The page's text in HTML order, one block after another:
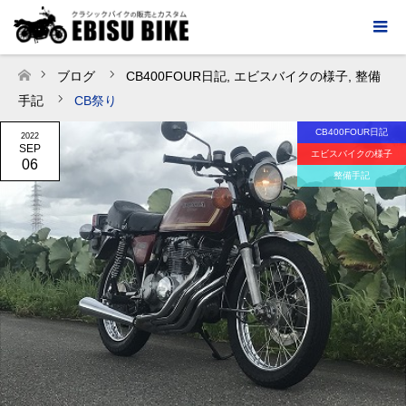
ホーム
ブログ CB400FOUR日記 エビスバイクの様子 整備
手記
CB祭り
2022
SEP
06
CB400FOUR日記
エビスバイクの様子
整備手記